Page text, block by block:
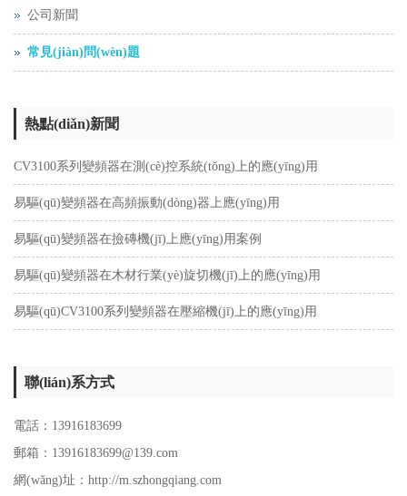
公司新聞
常見(jiàn)問(wèn)題
熱點(diǎn)新聞
CV3100系列變頻器在測(cè)控系統(tǒng)上的應(yīng)用
易驅(qū)變頻器在高頻振動(dòng)器上應(yīng)用
易驅(qū)變頻器在撿磚機(jī)上應(yīng)用案例
易驅(qū)變頻器在木材行業(yè)旋切機(jī)上的應(yīng)用
易驅(qū)CV3100系列變頻器在壓縮機(jī)上的應(yīng)用
聯(lián)系方式
電話：13916183699
郵箱： 13916183699@139.com
網(wǎng)址：http://m.szhongqiang.com